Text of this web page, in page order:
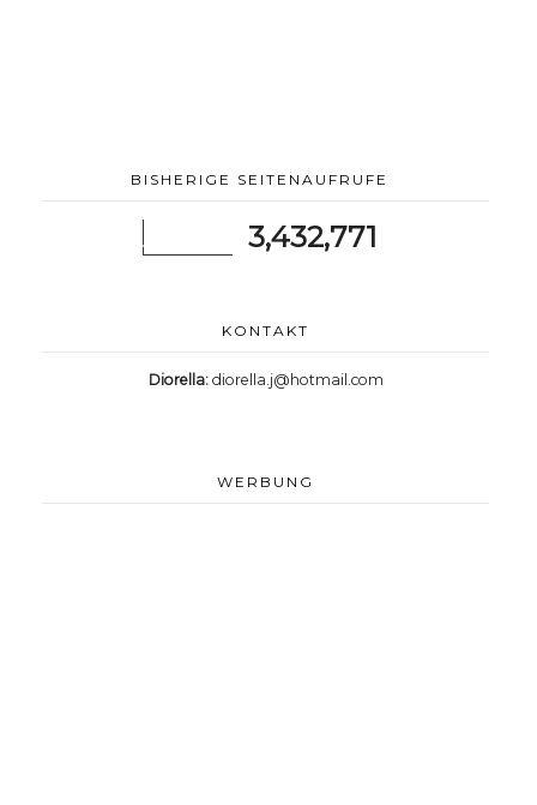
BISHERIGE SEITENAUFRUFE
3,432,771
KONTAKT
Diorella: diorella.j@hotmail.com
WERBUNG